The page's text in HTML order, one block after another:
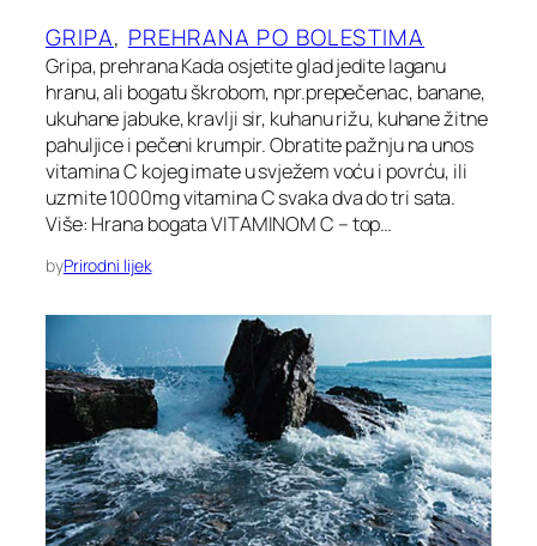
GRIPA, PREHRANA PO BOLESTIMA
Gripa, prehrana Kada osjetite glad jedite laganu
hranu, ali bogatu škrobom, npr.prepečenac, banane,
ukuhane jabuke, kravlji sir, kuhanu rižu, kuhane žitne
pahuljice i pečeni krumpir. Obratite pažnju na unos
vitamina C kojeg imate u svježem voću i povrću, ili
uzmite 1000mg vitamina C svaka dva do tri sata.
Više: Hrana bogata VITAMINOM C – top…
byPrirodni lijek